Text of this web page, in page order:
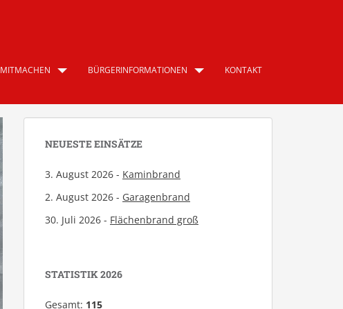
MITMACHEN BÜRGERINFORMATIONEN KONTAKT
NEUESTE EINSÄTZE
3. August 2026 - Kaminbrand
2. August 2026 - Garagenbrand
30. Juli 2026 - Flächenbrand groß
STATISTIK 2026
Gesamt: 115